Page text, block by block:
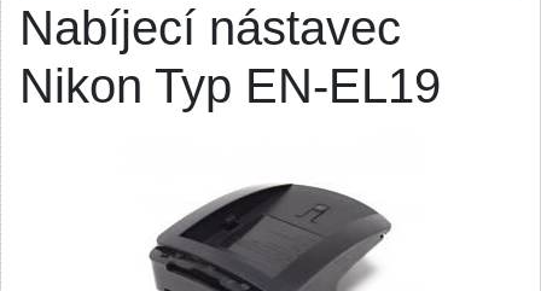
Nabíjecí nástavec
Nikon Typ EN-EL19